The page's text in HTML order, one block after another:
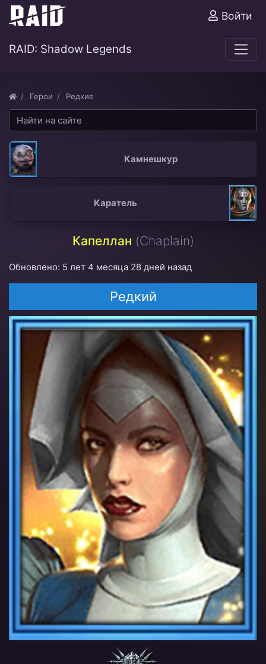
Войти
RAID: Shadow Legends
Герои Редкие
Камнешкур
Каратель
Капеллан (Chaplain)
Обновлено: 5 лет 4 месяца 28 дней назад
Редкий